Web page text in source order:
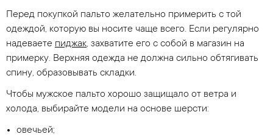
Перед покупкой пальто желательно примерить с той
одеждой, которую вы носите чаще всего. Если регулярно
надеваете пиджак, захватите его с собой в магазин на
примерку. Верхняя одежда не должна сильно обтягивать
спину, образовывать складки.
Чтобы мужское пальто хорошо защищало от ветра и
холода, выбирайте модели на основе шерсти:
овечьей;